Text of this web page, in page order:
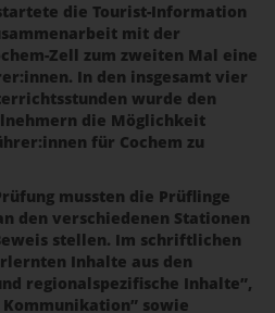
die Tourist-Information
mit der
Zell zum zweiten Mal eine
In den insgesamt vier
wurde den
die Möglichkeit
für Cochem zu
mussten die Prüflinge
den verschiedenen Stationen
stellen. Im schriftlichen
Inhalte aus den
regionalspezifische Inhalte”,
sowie